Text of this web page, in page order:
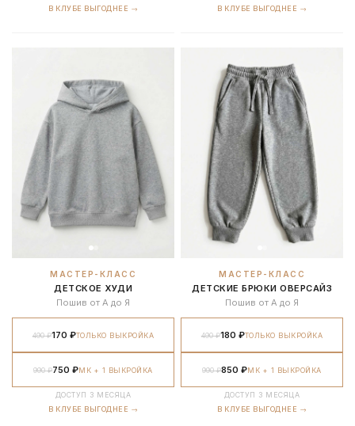
В КЛУБЕ ВЫГОДНЕЕ →
В КЛУБЕ ВЫГОДНЕЕ →
МАСТЕР-КЛАСС
ДЕТСКОЕ ХУДИ
Пошив от А до Я
490 ₽170 ₽ТОЛЬКО ВЫКРОЙКА
990 ₽750 ₽МК + 1 ВЫКРОЙКА
ДОСТУП 3 МЕСЯЦА
В КЛУБЕ ВЫГОДНЕЕ →
МАСТЕР-КЛАСС
ДЕТСКИЕ БРЮКИ ОВЕРСАЙЗ
Пошив от А до Я
490 ₽180 ₽ТОЛЬКО ВЫКРОЙКА
990 ₽850 ₽МК + 1 ВЫКРОЙКА
ДОСТУП 3 МЕСЯЦА
В КЛУБЕ ВЫГОДНЕЕ →